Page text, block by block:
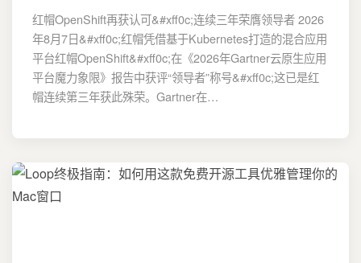
红帽OpenShift再获认可&#xff0c;连续三年荣膺领导者 2026
年8月7日&#xff0c;红帽凭借基于Kubernetes打造的混合应用
平台红帽OpenShift&#xff0c;在《2026年Gartner云原生应用
平台魔力象限》报告中获评“领导者”称号&#xff0c;这已是红
帽连续第三年获此殊荣。Gartner在…